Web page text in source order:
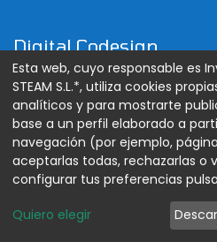
Digital Codesign
Sobre nosotros
Fórmate con nosotros
Blog
Esta web, cuyo responsable es
STEAM S.L.*, utiliza cookies
analíticos y para mostrarte
base a un perfil elaborado a
navegación (por ejemplo,
aceptarlas todas, rechazarlas o
configurar tus preferencias
Quiero elegir